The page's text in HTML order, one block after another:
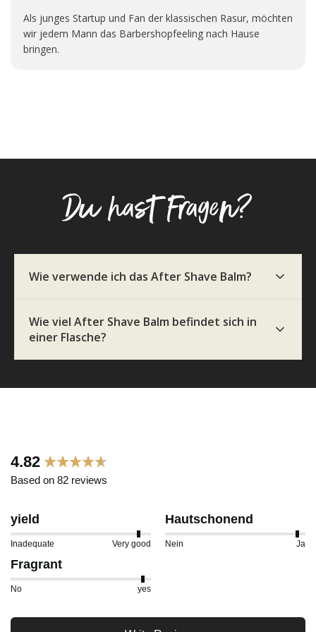
Markus
Sehr gut , kaufe es wieder
9.8.2026
Verifizierter Kunde
geruchsneutral. Zur Wirkung braucht es wohl
noch Zeit.
Hochwertige Verarbeitung und angenehmer
Geruch
Verifizierter Kunde
Als junges Startup und Fan der klassischen Rasur, möchten
wir jedem Mann das Barbershopfeeling nach Hause
bringen.
Du hast Fragen?
Wie verwende ich das After Shave Balm?
Wie viel After Shave Balm befindet sich in
einer Flasche?
4.82
Based on 82 reviews
yield
Inadequate Very good
Hautschonend
Nein Ja
Fragrant
No yes
New content loaded